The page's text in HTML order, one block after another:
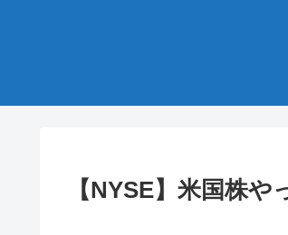
【NYSE】米国株